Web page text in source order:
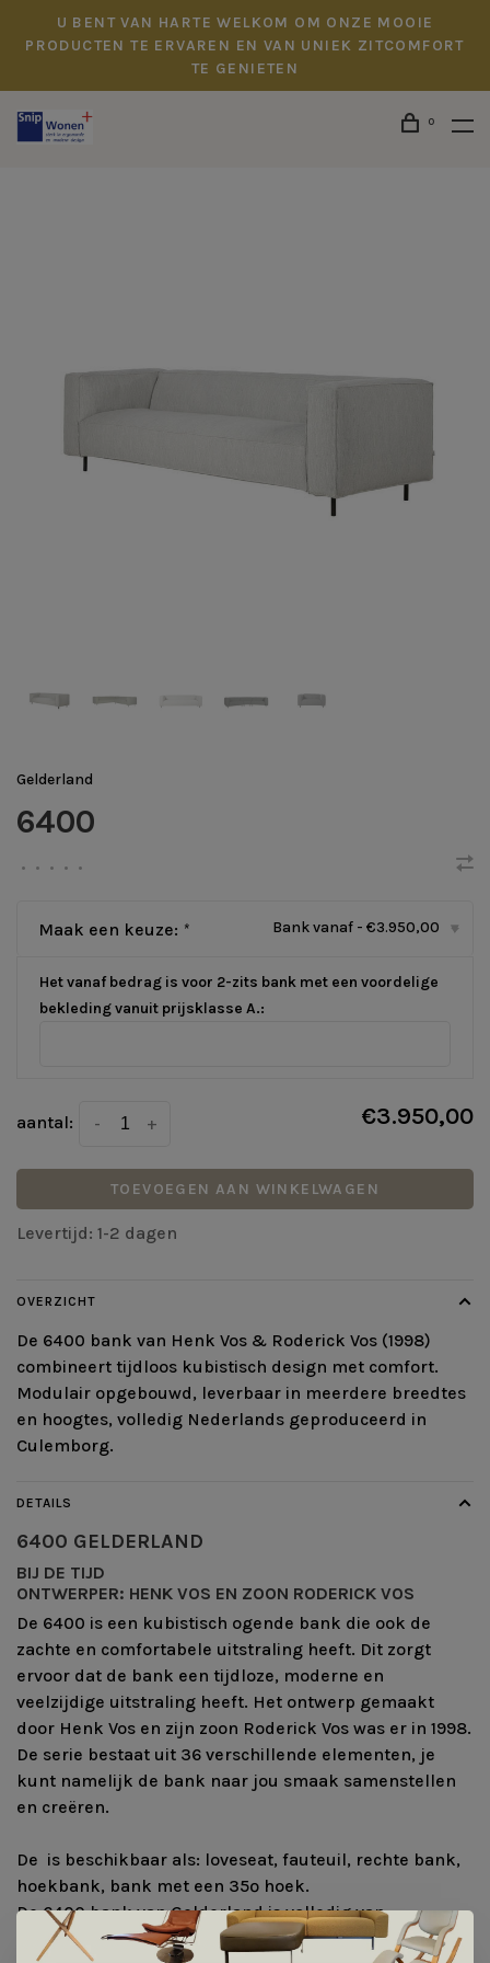
U BENT VAN HARTE WELKOM OM ONZE MOOIE
PRODUCTEN TE ERVAREN EN VAN UNIEK ZITCOMFORT
TE GENIETEN
0
Gelderland
6400
• • • • •
Maak een keuze: * Bank vanaf - €3.950,00 ▾
Het vanaf bedrag is voor 2-zits bank met een voordelige
bekleding vanuit prijsklasse A.:
aantal: +
- €3.950,00
TOEVOEGEN AAN WINKELWAGEN
Levertijd: 1-2 dagen
OVERZICHT
De 6400 bank van Henk Vos & Roderick Vos (1998)
combineert tijdloos kubistisch design met comfort.
Modulair opgebouwd, leverbaar in meerdere breedtes
en hoogtes, volledig Nederlands geproduceerd in
Culemborg.
DETAILS
6400 GELDERLAND
BIJ DE TIJD
ONTWERPER: HENK VOS EN ZOON RODERICK VOS
De 6400 is een kubistisch ogende bank die ook de
zachte en comfortabele uitstraling heeft. Dit zorgt
ervoor dat de bank een tijdloze, moderne en
veelzijdige uitstraling heeft. Het ontwerp gemaakt
door Henk Vos en zijn zoon Roderick Vos was er in 1998.
De serie bestaat uit 36 verschillende elementen, je
kunt namelijk de bank naar jou smaak samenstellen
en creëren.
De is beschikbaar als: loveseat, fauteuil, rechte bank,
hoekbank, bank met een 35º hoek.
De 6400 bank van Gelderland is volledig van
Nederlandse bodem. De bank wordt lokaal en met de